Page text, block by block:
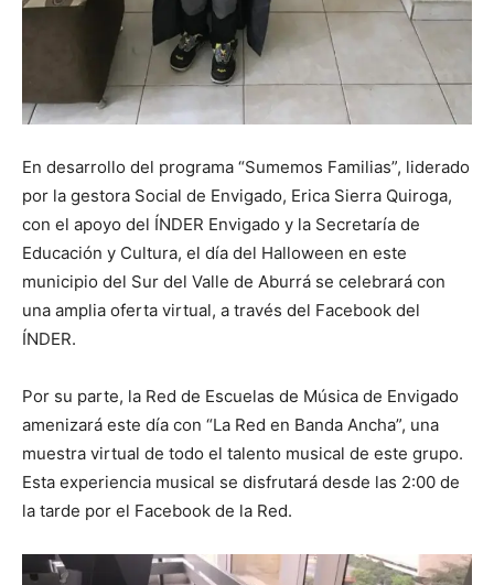
En desarrollo del programa “Sumemos Familias”, liderado
por la gestora Social de Envigado, Erica Sierra Quiroga,
con el apoyo del ÍNDER Envigado y la Secretaría de
Educación y Cultura, el día del Halloween en este
municipio del Sur del Valle de Aburrá se celebrará con
una amplia oferta virtual, a través del Facebook del
ÍNDER.
Por su parte, la Red de Escuelas de Música de Envigado
amenizará este día con “La Red en Banda Ancha”, una
muestra virtual de todo el talento musical de este grupo.
Esta experiencia musical se disfrutará desde las 2:00 de
la tarde por el Facebook de la Red.